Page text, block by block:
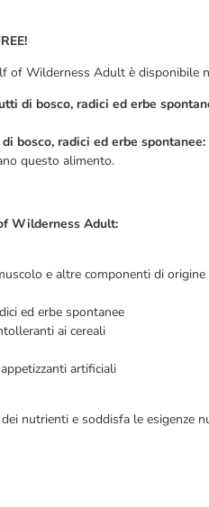
of Wilderness Adult è disponibile
di bosco, radici ed erbe
bosco, radici ed erbe spontanee:
questo alimento.
Wilderness Adult:
e altre componenti di
ed erbe spontanee
ai cereali
artificiali
nutrienti e soddisfa le esigenze